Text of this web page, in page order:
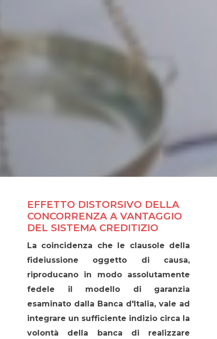
EFFETTO DISTORSIVO DELLA
CONCORRENZA A VANTAGGIO
DEL SISTEMA CREDITIZIO
La coincidenza che le clausole della
fideiussione oggetto di causa,
riproducano in modo assolutamente
fedele il modello di garanzia
esaminato dalla Banca d'Italia, vale ad
integrare un sufficiente indizio circa la
volontà della banca di realizzare